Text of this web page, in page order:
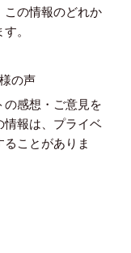
この情報のどれか
。
の声
の感想・ご意見を
情報は、プライベ
ことがありま